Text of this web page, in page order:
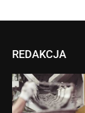
REDAKCJA